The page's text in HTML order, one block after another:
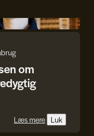
om
Læs mere Luk